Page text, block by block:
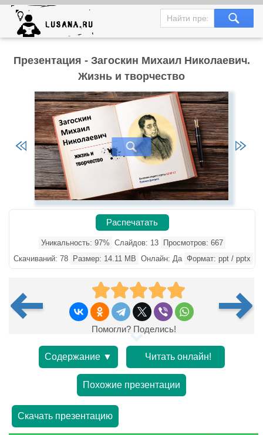
Презентация - Загоскин Михаил Николаевич.
Жизнь и творчество
Распечатать
Уникальность: 97% Слайдов: 13
Просмотров: 667
Скачиваний: 78
Размер: 14.11 MB Онлайн: Да Формат: ppt / pptx
Помогли? Поделись!
Содержание ▼ Читать онлайн!
Похожие презентации
Скачать презентацию